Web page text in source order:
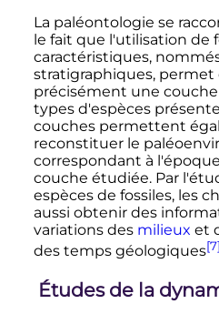
La paléontologie se
le fait que l'utilisation de
caractéristiques,
stratigraphiques, permet
précisément une
types d'espèces
couches permettent
reconstituer le
correspondant à
couche étudiée. Par
espèces de fossiles, les
aussi obtenir des
variations des milieux et
des temps géologiques[7]
Études de la